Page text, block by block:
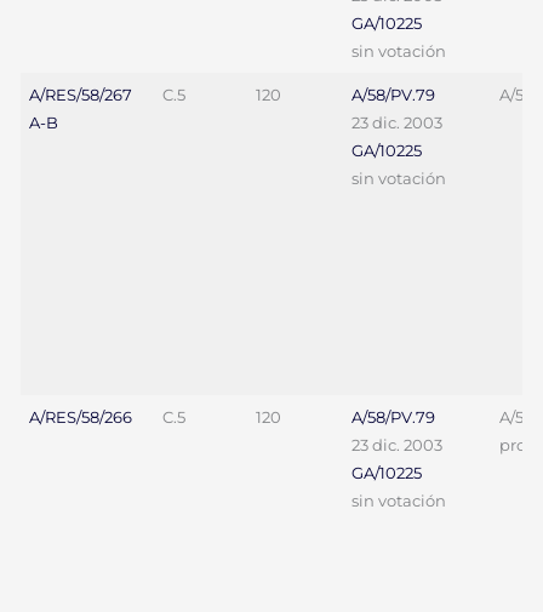
GA/10225
sin votación
A/RES/58/267
A-B
C.5 120
A/58/PV.79
23 dic. 2003
GA/10225
sin votación
A/58/
A/RES/58/266 C.5 120
A/58/PV.79
23 dic. 2003
GA/10225
sin votación
A/58/
proy.